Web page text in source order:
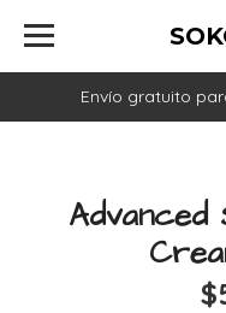
Envío gratuito
Advanced